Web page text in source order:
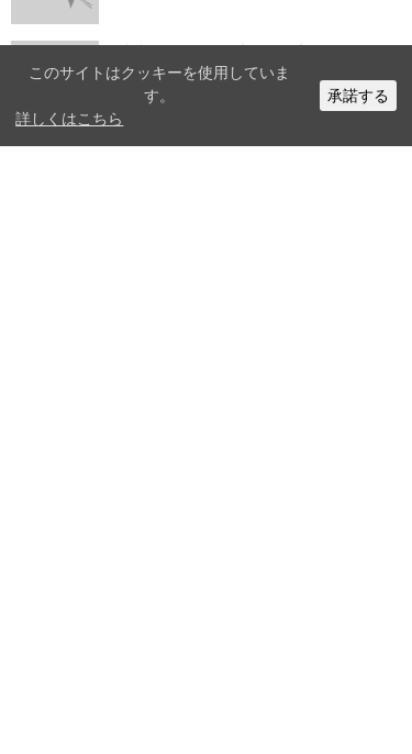
最適」
このサイトはクッキーを使用していま
す。
承諾する
詳しくはこちら